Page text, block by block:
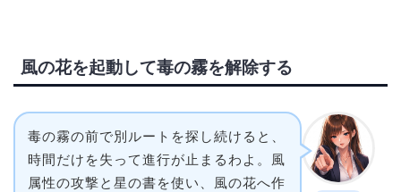
風の花を起動して毒の霧を解除する
毒の霧の前で別ルートを探し続けると、
時間だけを失って進行が止まるわよ。風
属性の攻撃と星の書を使い、風の花へ作